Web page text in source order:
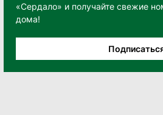
«Сердало» и получайте свежие
дома!